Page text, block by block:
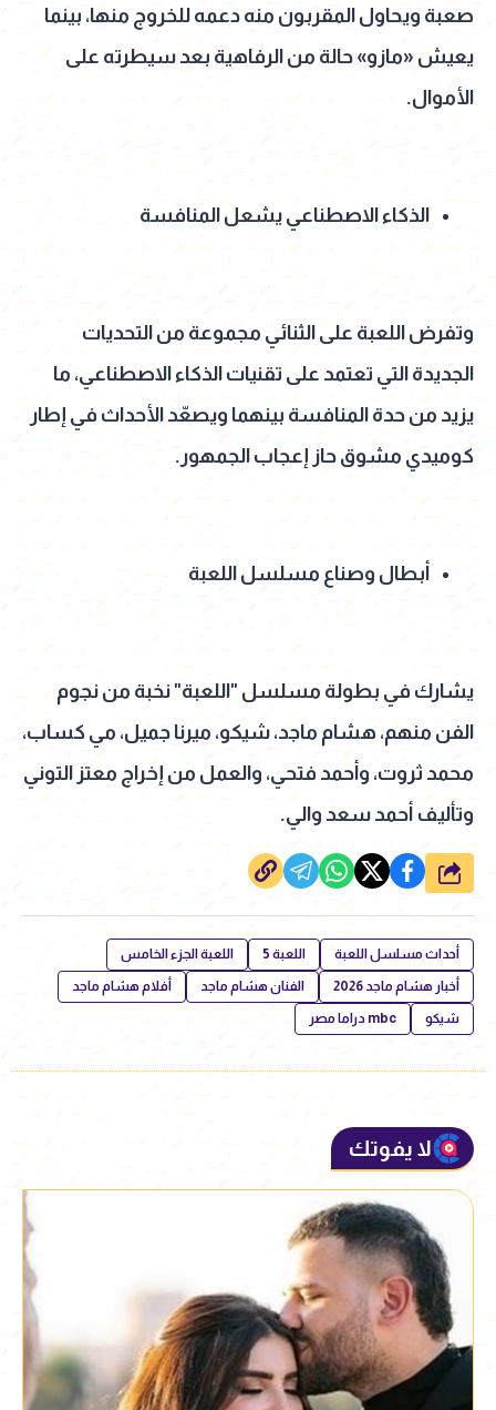
صعبة ويحاول المقربون منه دعمه للخروج منها، بينما
يعيش «مازو» حالة من الرفاهية بعد سيطرته على
الأموال.
الذكاء الاصطناعي يشعل المنافسة
وتفرض اللعبة على الثنائي مجموعة من التحديات
الجديدة التي تعتمد على تقنيات الذكاء الاصطناعي، ما
يزيد من حدة المنافسة بينهما ويصعّد الأحداث في إطار
كوميدي مشوق حاز إعجاب الجمهور.
أبطال وصناع مسلسل اللعبة
يشارك في بطولة مسلسل "اللعبة" نخبة من نجوم
الفن منهم، هشام ماجد، شيكو، ميرنا جميل، مي كساب،
محمد ثروت، وأحمد فتحي، والعمل من إخراج معتز التوني
وتأليف أحمد سعد والي.
شارك
أحداث مسلسل اللعبة اللعبة 5 اللعبة الجزء الخامس
أخبار هشام ماجد 2026 الفنان هشام ماجد أفلام هشام ماجد
شيكو mbc دراما مصر
لا يفوتك